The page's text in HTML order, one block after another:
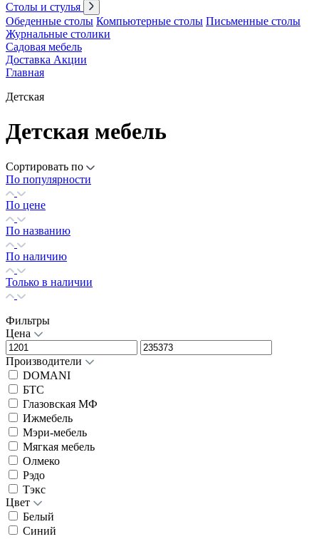
Столы и стулья
Обеденные столы Компьютерные столы Письменные столы
Журнальные столики
Садовая мебель
Доставка Акции
Главная
Детская
Детская мебель
Сортировать по
По популярности
По цене
По названию
По наличию
Только в наличии
Фильтры
Цена
Производители
DOMANI
БТС
Глазовская МФ
Ижмебель
Мэри-мебель
Мягкая мебель
Олмеко
Рэдо
Тэкс
Цвет
Белый
Синий